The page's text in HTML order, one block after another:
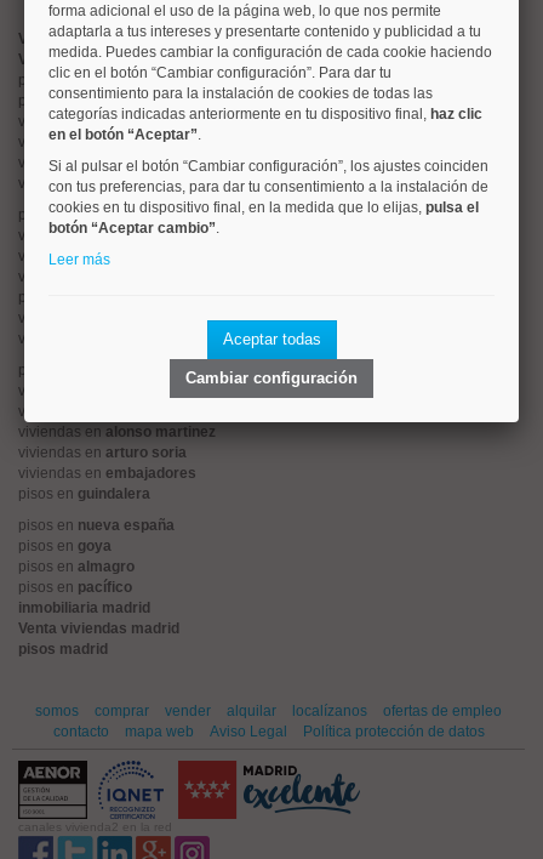
Valorar vivienda online
Vender piso
pisos enchamberí
pisos enmoncloa
viviendas enargüelles
viviendas entetuán
viviendas encuatro caminos
viviendas enchamartín
pisos enrios rosas
viviendas enprosperidad
viviendas enhispanoamerica
viviendas en
pisos en
viviendas en
viviendas en
pisos en
viviendas en
viviendas en
viviendas en alonso martinez
viviendas en arturo soria
viviendas en embajadores
pisos en guindalera
pisos en nueva españa
pisos en goya
pisos en almagro
pisos en pacífico
inmobiliaria madrid
Venta viviendas madrid
pisos madrid
somos comprar vender alquilar localízanos
ofertas de empleo
contacto
mapa web Aviso Legal Política protección de datos
canales vivienda2 en la red
forma adicional el uso de la página web, lo que nos permite
adaptarla a tus intereses y presentarte contenido y publicidad a tu
medida. Puedes cambiar la configuración de cada cookie haciendo
clic en el botón “Cambiar configuración”. Para dar tu
consentimiento para la instalación de cookies de todas las
categorías indicadas anteriormente en tu dispositivo final, haz clic
en el botón “Aceptar”.
Si al pulsar el botón “Cambiar configuración”, los ajustes coinciden
con tus preferencias, para dar tu consentimiento a la instalación de
cookies en tu dispositivo final, en la medida que lo elijas, pulsa el
botón “Aceptar cambio”.
Leer más
Aceptar todas
Cambiar configuración